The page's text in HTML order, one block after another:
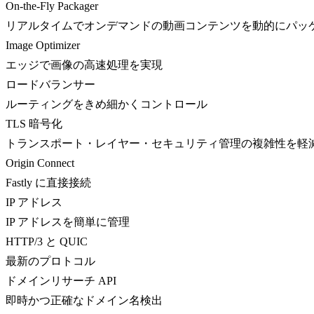
On-the-Fly Packager
リアルタイムでオンデマンドの動画コンテンツを動的にパッ
Image Optimizer
エッジで画像の高速処理を実現
ロードバランサー
ルーティングをきめ細かくコントロール
TLS 暗号化
トランスポート・レイヤー・セキュリティ管理の複雑性を軽
Origin Connect
Fastly に直接接続
IP アドレス
IP アドレスを簡単に管理
HTTP/3 と QUIC
最新のプロトコル
ドメインリサーチ API
即時かつ正確なドメイン名検出